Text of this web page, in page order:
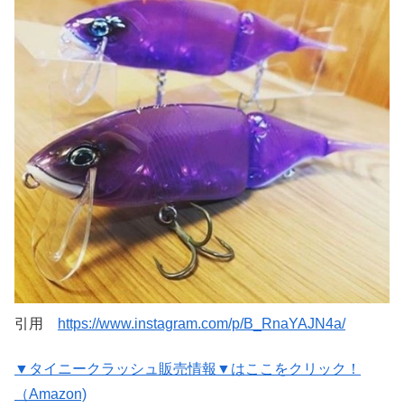
引用 https://www.instagram.com/p/B_RnaYAJN4a/
▼タイニークラッシュ販売情報▼はここをクリック！
（Amazon)